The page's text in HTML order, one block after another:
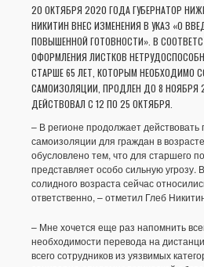
20 ОКТЯБРЯ 2020 ГОДА ГУБЕРНАТОР
НИКИТИН ВНЕС ИЗМЕНЕНИЯ В УКАЗ «О
ПОВЫШЕННОЙ ГОТОВНОСТИ». В
ОФОРМЛЕНИЯ ЛИСТКОВ
СТАРШЕ 65 ЛЕТ, КОТОРЫМ НЕОБХОДИМО
САМОИЗОЛЯЦИИ, ПРОДЛЕН ДО 8 НОЯБРЯ
ДЕЙСТВОВАЛ С 12 ПО 25 ОКТЯБРЯ.
– В регионе продолжает действовать
самоизоляции для граждан в
обусловлено тем, что для старшего
представляет особо сильную
солидного возраста сейчас
ответственно, – отметил Глеб
– Мне хочется еще раз напомнить
необходимости перевода на
всего сотрудников из уязвимых